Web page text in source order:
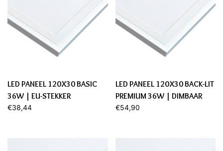
LED PANEEL 120X30 BASIC
36W | EU-STEKKER
€38,44
LED PANEEL 120X30 BACK-LIT
PREMIUM 36W | DIMBAAR
€54,90